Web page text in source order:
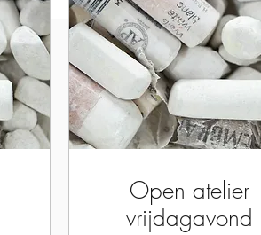
Open atelier
vrijdagavond